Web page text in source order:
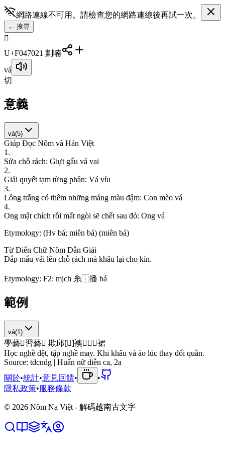
網路連線不可用。請檢查您的網路連線後再試一次。
← 搜尋
󰑰
U+F047021 劃 喃
vá
切
意義
vá(5)
Giúp Đọc Nôm và Hán Việt
1 .
Sửa chỗ rách: Giựt gấu vá vai
2.
Giải quyết tạm từng phần: Vá víu
3.
Lông trắng có thêm những mảng màu đậm: Con mèo vá
4.
Ong mật chích rồi mất ngòi sẽ chết sau đó: Ong vá
Etymology: (Hv bá; miên bá) (miên bá)
Từ Điển Chữ Nôm Dẫn Giải
Đắp mẩu vải lên chỗ rách mà khâu lại cho kín.
Etymology: F2: mịch 糸⿰播 bá
範例
vá(1)
學藝𦄅習藝𦁼 欺邱[󰑰]襖𣅶 𫢼 𢬭裙
Học nghề dệt, tập nghề may. Khi khâu vá áo lúc thay đổi quần.
Source: tdcndg | Huấn nữ diễn ca, 2a
關於•統計•意見回饋•
•
隱私政策•服務條款
© 2026 Nôm Na Việt - 解碼越南古文字